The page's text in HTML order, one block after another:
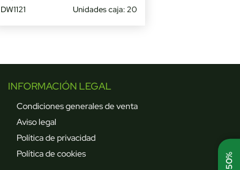
DW1121 Unidades caja: 20
INFORMACIÓN LEGAL
Condiciones generales de venta
Aviso legal
Política de privacidad
Política de cookies